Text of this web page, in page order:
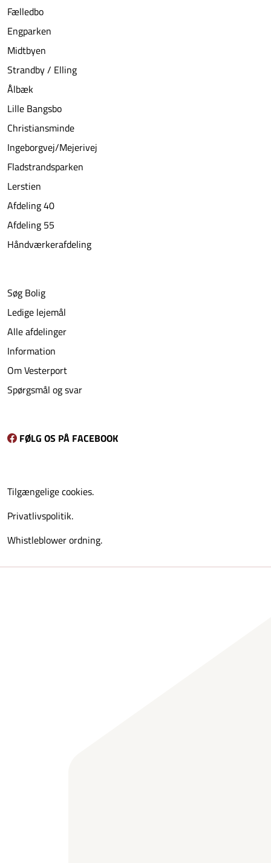
Fælledbo
Engparken
Midtbyen
Strandby / Elling
Ålbæk
Lille Bangsbo
Christiansminde
Ingeborgvej/Mejerivej
Fladstrandsparken
Lerstien
Afdeling 40
Afdeling 55
Håndværkerafdeling
Søg Bolig
Ledige lejemål
Alle afdelinger
Information
Om Vesterport
Spørgsmål og svar
FØLG OS PÅ FACEBOOK
Tilgængelige cookies.
Privatlivspolitik.
Whistleblower ordning.